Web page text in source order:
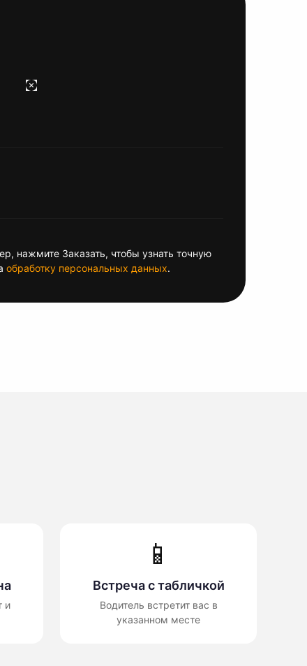
нажмите Заказать, чтобы узнать точную
обработку персональных данных.
и
📱
Встреча с табличкой
Водитель встретит вас в
указанном месте